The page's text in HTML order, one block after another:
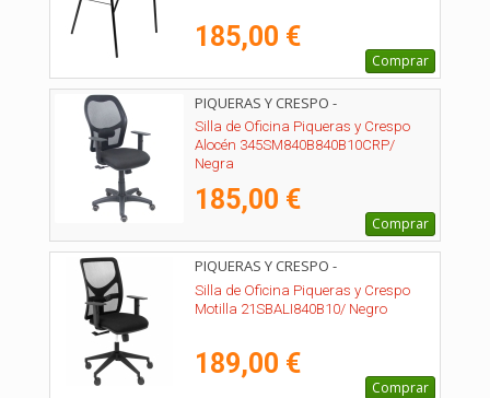
185,00 €
Comprar
PIQUERAS Y CRESPO -
345SM840B840B10CRP
Silla de Oficina Piqueras y Crespo
Alocén 345SM840B840B10CRP/
Negra
185,00 €
Comprar
PIQUERAS Y CRESPO -
21SBALI840B10
Silla de Oficina Piqueras y Crespo
Motilla 21SBALI840B10/ Negro
189,00 €
Comprar